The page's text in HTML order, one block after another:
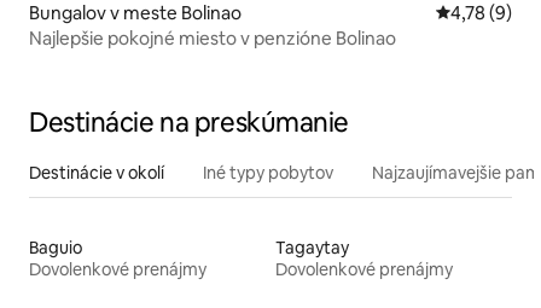
Bungalov v meste Bolinao Priemerné
4,78 (9)
Najlepšie pokojné miesto v penzióne Bolinao
Destinácie na preskúmanie
Destinácie v okolí Iné typy pobytov Najzaujímavejšie
Baguio
Dovolenkové prenájmy
Tagaytay
Dovolenkové prenájmy